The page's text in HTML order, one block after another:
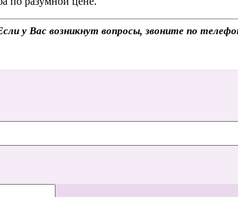
у Вас возникнут вопросы, звоните по